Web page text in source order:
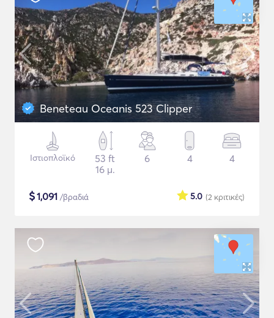
Beneteau Oceanis 523 Clipper
Ιστιοπλοϊκό
53 ft
16 μ.
6 4 4
$1,091 /βραδιά (2 κριτικές)
5.0